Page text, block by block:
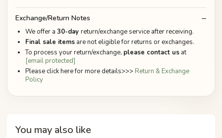
Exchange/Return Notes
We offer a 30-day return/exchange service after receiving.
Final sale items are not eligible for returns or exchanges.
To process your return/exchange, please contact us at
[email protected]
Please click here for more details>>> Return & Exchange
Policy
You may also like